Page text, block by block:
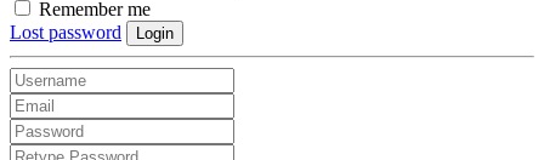
Remember me
Lost password
Login